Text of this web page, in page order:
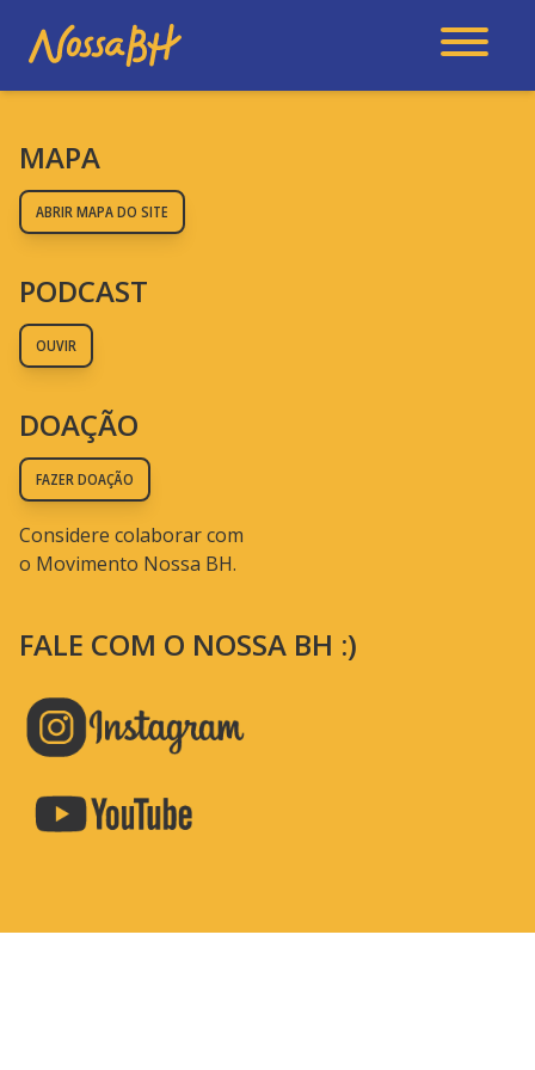
MAPA
ABRIR MAPA DO SITE
PODCAST
OUVIR
DOAÇÃO
FAZER DOAÇÃO
Considere colaborar com
o Movimento Nossa BH.
FALE COM O NOSSA BH :)